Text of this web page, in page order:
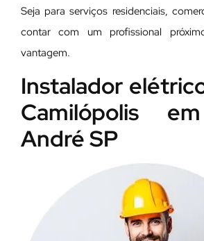
Seja para serviços residenciais,
contar com um profissional
vantagem.
Instalador
Camilópolis
André SP